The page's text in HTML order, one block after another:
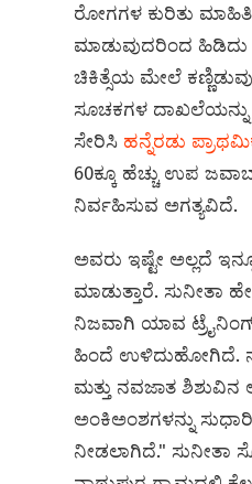
ರೋಗಗಳ ಕುರಿತು
ಮಾಡುವುದರಿಂದ
ಚಿಕಿತ್ಸೆಯ ಮೇಲೆ
ಸೂಚಕಗಳ ದಾಖಲೆಯನ್ನು
ಸೇರಿಸಿ ಹನ್ನೆರಡು
60ಕ್ಕೂ ಹೆಚ್ಚು ಉಪ
ನಿರ್ವಹಿಸುವ ಅಗತ್ಯವಿದೆ.
ಅವರು ಇಷ್ಟೇ ಅಲ್ಲದೆ
ಮಾಡುತ್ತಾರೆ. ಸುನೀತಾ
ನಿಜವಾಗಿ ಯಾವ
ಹಿಂದೆ ಉಳಿದುಹೋಗಿದೆ.
ಮತ್ತು ನವಜಾತ ಶಿಶುವಿನ
ಅಂಕಿಅಂಶಗಳನ್ನು
ನೀಡಲಾಗಿದೆ."